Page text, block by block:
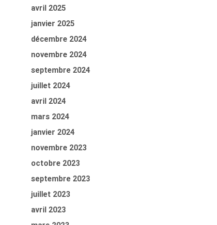
avril 2025
janvier 2025
décembre 2024
novembre 2024
septembre 2024
juillet 2024
avril 2024
mars 2024
janvier 2024
novembre 2023
octobre 2023
septembre 2023
juillet 2023
avril 2023